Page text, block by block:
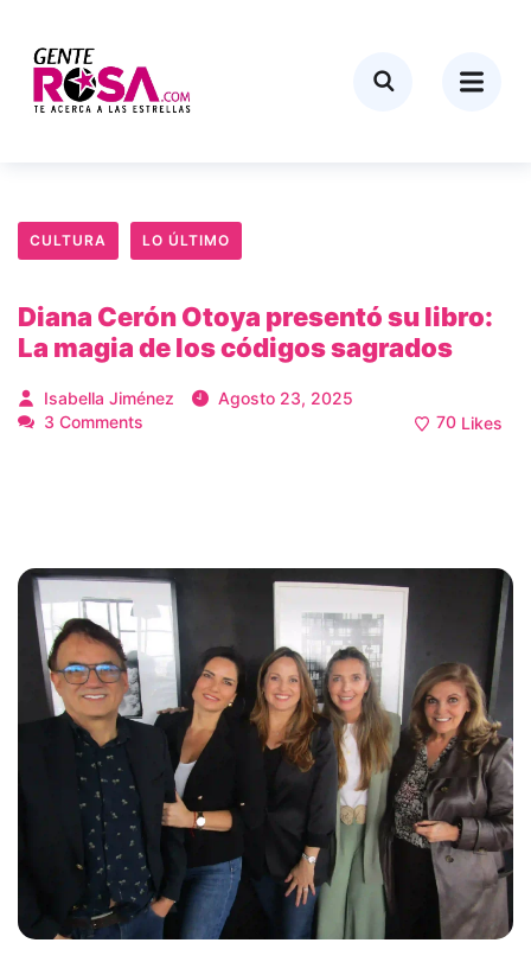
CULTURA LO ÚLTIMO
Diana Cerón Otoya presentó su libro:
La magia de los códigos sagrados
Isabella Jiménez
Agosto 23, 2025
3 Comments
70 Likes